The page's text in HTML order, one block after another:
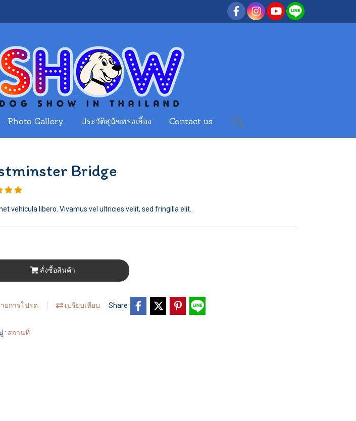
Photo Gallery ประวัติสุนัขทรงเลี้ยง Contact us
Bridge
vehicula libero. Vivamus vel ultricies velit, sed fringilla elit.
สั่งซื้อสินค้า
ยการโปรด เปรียบเทียบ Share
: สถานที่